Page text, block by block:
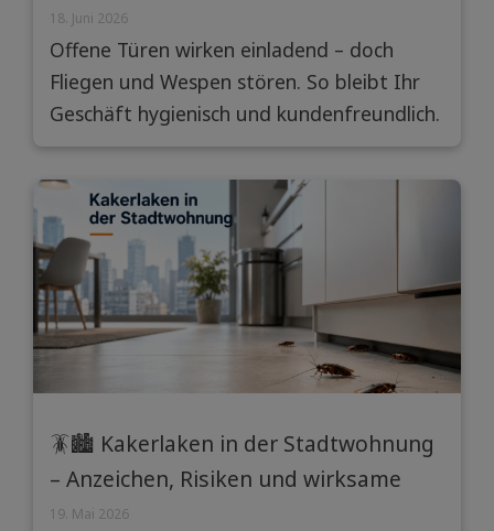
viel Laufkundschaft
18. Juni 2026
Offene Türen wirken einladend – doch
Fliegen und Wespen stören. So bleibt Ihr
Geschäft hygienisch und kundenfreundlich.
🪳🏙️ Kakerlaken in der Stadtwohnung
– Anzeichen, Risiken und wirksame
Prävention
19. Mai 2026